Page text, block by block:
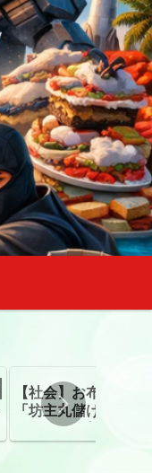
【社会】お布施、戒
「坊主丸儲け」は
ほとんどが年収３０
下「地方の寺の僧侶